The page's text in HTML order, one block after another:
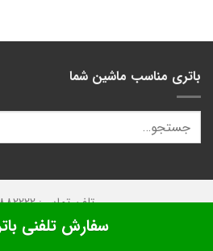
باتری مناسب ماشین شما
تلفن تماس: 02188882222
تمامی حقوق این وبسایت متعلق
سفارش تلفنی